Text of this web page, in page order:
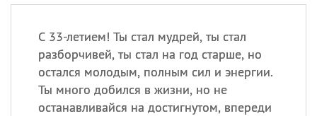
С 33-летием! Ты стал мудрей, ты стал
разборчивей, ты стал на год старше, но
остался молодым, полным сил и энергии.
Ты много добился в жизни, но не
останавливайся на достигнутом, впереди